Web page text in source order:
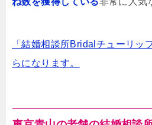
「結婚相談所Bridalチューリッ
らになります。